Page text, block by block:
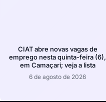
CIAT abre novas vagas de
emprego nesta quinta-feira (6),
em Camaçari; veja a lista
6 de agosto de 2026